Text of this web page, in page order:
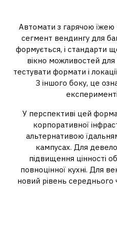
Автомати з гарячою
сегмент вендингу для
формується, і стандарти
вікно можливостей для
тестувати формати і
З іншого боку, це
У перспективі цей
корпоративної
альтернативою
кампусах. Для
підвищення цінності
повноцінної кухні. Для
новий рівень середнього